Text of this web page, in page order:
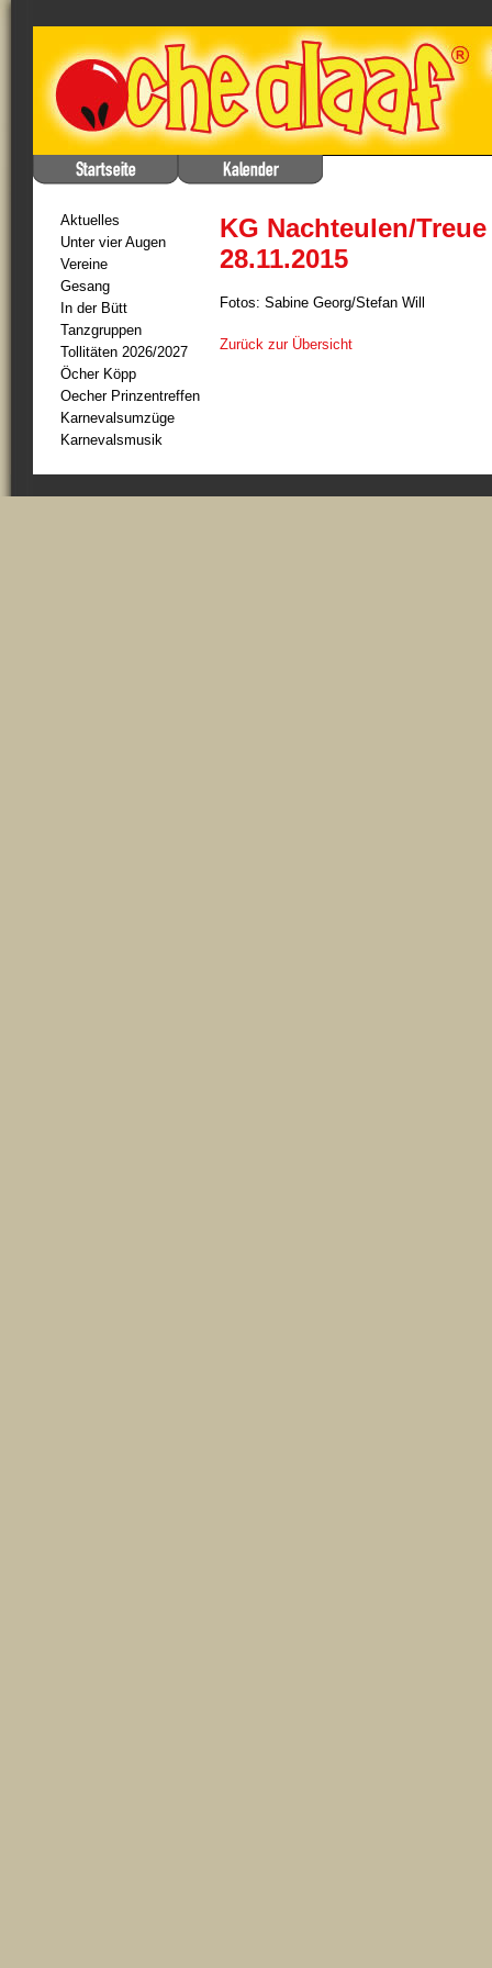
Aktuelles
Unter vier Augen
Vereine
Gesang
In der Bütt
Tanzgruppen
Tollitäten 2026/2027
Öcher Köpp
Oecher Prinzentreffen
Karnevalsumzüge
Karnevalsmusik
KG Nachteulen/
28.11.2015
Fotos: Sabine Georg/Stefan Will
Zurück zur Übersicht